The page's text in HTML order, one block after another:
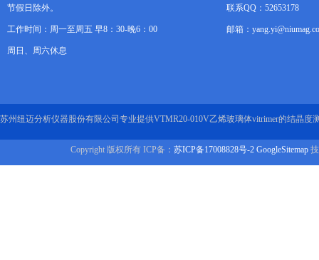
节假日除外。
工作时间：周一至周五 早8：30-晚6：00
周日、周六休息
联系QQ：52653178
邮箱：
苏州纽迈分析仪器股份有限公司专业提供VTMR20-010V乙烯玻璃体vitrimer的结晶度
Copyright 版权所有 ICP备： 苏ICP备17008828号-2 GoogleSitemap